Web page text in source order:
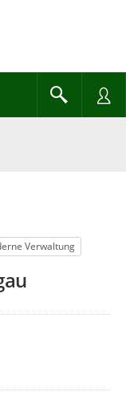
Verwaltung